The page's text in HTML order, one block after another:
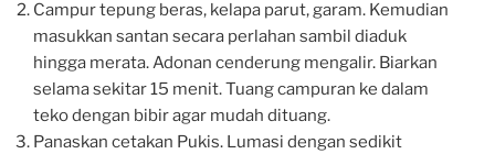
Campur tepung beras, kelapa parut, garam. Kemudian
masukkan santan secara perlahan sambil diaduk
hingga merata. Adonan cenderung mengalir. Biarkan
selama sekitar 15 menit. Tuang campuran ke dalam
teko dengan bibir agar mudah dituang.
Panaskan cetakan Pukis. Lumasi dengan sedikit